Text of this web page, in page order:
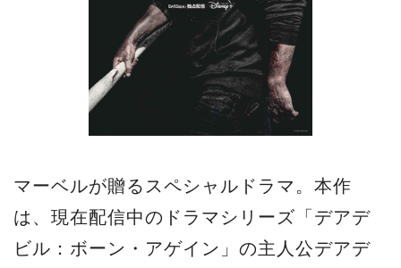
マーベルが贈るスペシャルドラマ。本作
は、現在配信中のドラマシリーズ「デアデ
ビル：ボーン・アゲイン」の主人公デアデ